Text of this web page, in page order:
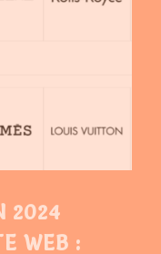
2024
WEB :